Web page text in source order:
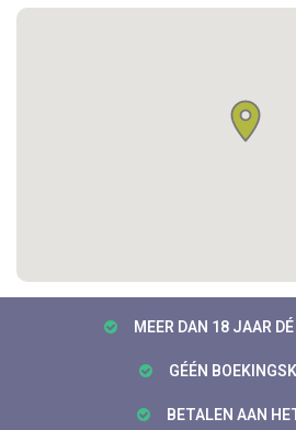
MEER DAN 18 JAAR
GÉÉN
BETALEN AAN